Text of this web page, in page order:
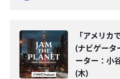
「アメリカ
(ナビゲータ
ーター：小
(木)